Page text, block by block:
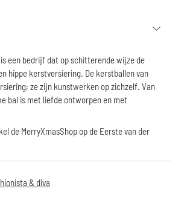
is een bedrijf dat op schitterende wijze de
hippe kerstversiering. De kerstballen van
ze zijn kunstwerken op zichzelf. Van
bal is met liefde ontworpen en met
de MerryXmasShop op de Eerste van der
& diva